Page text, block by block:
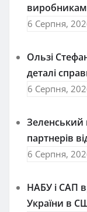
6 Серпня,
Ользі
деталі
6 Серпня,
Зеленський
партнерів
6 Серпня,
НАБУ і САП
України в